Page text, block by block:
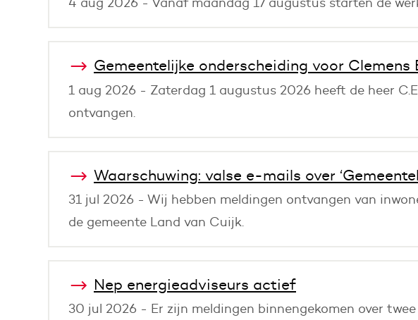
4 aug 2026 - Vanaf maandag 17 augustus starten de
Gemeentelijke onderscheiding voor
1 aug 2026 - Zaterdag 1 augustus 2026 heeft de heer
ontvangen.
Waarschuwing: valse e-mails over
31 jul 2026 - Wij hebben meldingen ontvangen van
de gemeente Land van Cuijk.
Nep energieadviseurs actief
30 jul 2026 - Er zijn meldingen binnengekomen over